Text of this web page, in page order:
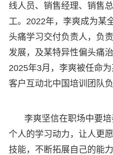
线人员、销售经理、销售
工。2022年，李爽成为某
头痛学习交付负责人，负
发展，及某特异性偏头痛
2025年3月，李爽被任命
客户互动北中国培训团队负
李爽坚信在职场中要
个人的学习动力，让人更
技能，不断拓展自己的能